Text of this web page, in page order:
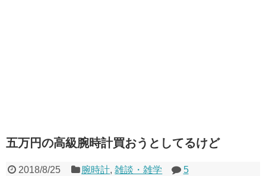
五万円の高級腕時計買おうとしてるけど
2018/8/25 腕時計,雑談・雑学 5